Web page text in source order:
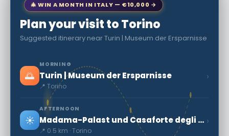
🎄 WIN A MONTH IN ITALY — €10,000 →
Plan your visit to Torino
Suggested itinerary near Turin | Museum der Ersparnisse
🌅
MORNING
Turin | Museum der Ersparnisse
📍 Torino
›
☀️
AFTERNOON
Madama-Palast und Casaforte degli Acaja - Geheime Welt
📍 0.5 km · Torino
›